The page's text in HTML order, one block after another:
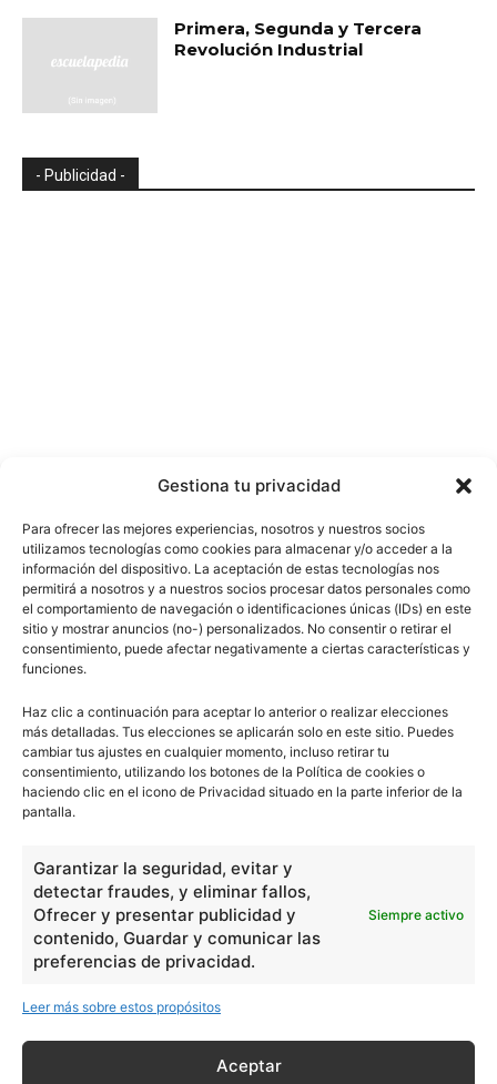
Gestiona tu privacidad
Para ofrecer las mejores experiencias, nosotros y nuestros socios
utilizamos tecnologías como cookies para almacenar y/o acceder a la
información del dispositivo. La aceptación de estas tecnologías nos
permitirá a nosotros y a nuestros socios procesar datos personales como
el comportamiento de navegación o identificaciones únicas (IDs) en este
sitio y mostrar anuncios (no-) personalizados. No consentir o retirar el
consentimiento, puede afectar negativamente a ciertas características y
funciones.
Haz clic a continuación para aceptar lo anterior o realizar elecciones
más detalladas. Tus elecciones se aplicarán solo en este sitio. Puedes
cambiar tus ajustes en cualquier momento, incluso retirar tu
consentimiento, utilizando los botones de la Política de cookies o
haciendo clic en el icono de Privacidad situado en la parte inferior de la
pantalla.
Garantizar la seguridad, evitar y
detectar fraudes, y eliminar fallos,
Ofrecer y presentar publicidad y
contenido, Guardar y comunicar las
preferencias de privacidad.
Siempre activo
Leer más sobre estos propósitos
Aceptar
Primera, Segunda y Tercera
Revolución Industrial
- Publicidad -